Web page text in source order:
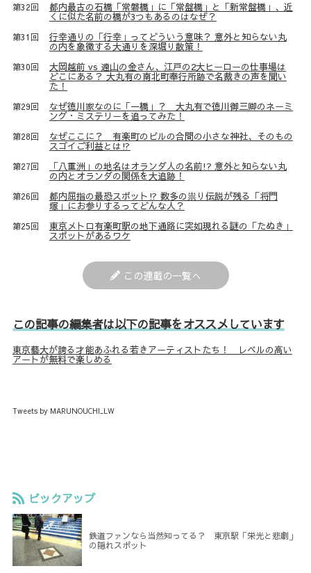
第32回 都内最古の石橋「常磐橋」に「常盤橋」と「新常盤橋」、近
くに似た名前の橋が3つもあるのはなぜ？
第31回 行幸通りの「行幸」ってどういう意味？ 意外と知らない丸
の内を象徴する大通りを深堀り散策！
第30回 大岡越前 vs 遠山の金さん、江戸の2大ヒーローの仕事場は
どこにある？ 大丸有の南北町奉行所跡で名裁きの声を聞い
た！
第29回 なぜ徳川家なのに「一橋」？ 大丸有で徳川御三卿のネーミ
ング・ミステリーを追ってみた！
第28回 なぜここに？ 有楽町のビルの合間の小さな神社、そのもの
スゴイご利益とは⁉
第27回 「八重洲」の地名はオランダ人の名前!? 意外と知らない丸
の内とオランダの関係を大追跡！
第26回 都内屈指の最恐スポット⁉ 数多の祟り伝説が残る「将門
塚」にお参りするってどんな人？
第25回 東京メトロ有楽町駅の地下通路に突如現れる謎の「たぬき」
スポットがあるワケ
この連載の一覧へ
この記事の編集者は以下の記事をオススメしています
東京藝大が誇る才能あふれる若きアーティストたち！ レベルの高い
アートが無料で楽しめる
Tweets by MARUNOUCHI_LW
ピックアップ
鉄道ファンなら当然知ってる？ 東京駅「栄光と悲劇」
の隠れスポット